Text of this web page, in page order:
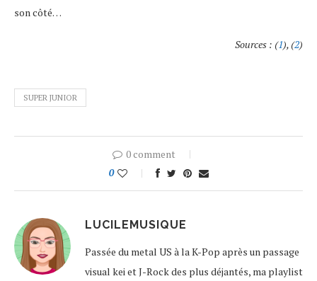
son côté…
Sources : (1), (2)
SUPER JUNIOR
0 comment
0
LUCILEMUSIQUE
Passée du metal US à la K-Pop après un passage
visual kei et J-Rock des plus déjantés, ma playlist